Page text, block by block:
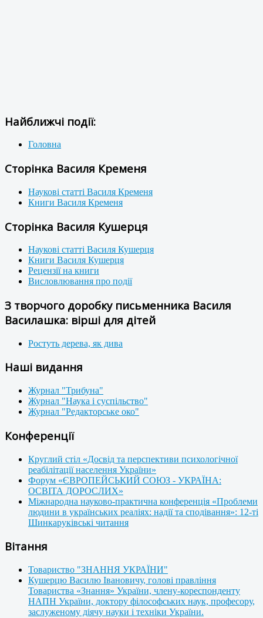
Найближчі події:
Головна
Сторінка Василя Кременя
Наукові статті Василя Кременя
Книги Василя Кременя
Сторінка Василя Кушерця
Наукові статті Василя Кушерця
Книги Василя Кушерця
Рецензії на книги
Висловлювання про події
З творчого доробку письменника Василя
Василашка: вірші для дітей
Ростуть дерева, як дива
Наші видання
Журнал "Трибуна"
Журнал "Наука і суспільство"
Журнал "Редакторське око"
Конференції
Круглий стіл «Досвід та перспективи психологічної
реабілітації населення України»
Форум «ЄВРОПЕЙСЬКИЙ СОЮЗ - УКРАЇНА:
ОСВІТА ДОРОСЛИХ»
Міжнародна науково-практична конференція «Проблеми
людини в українських реаліях: надії та сподівання»: 12-ті
Шинкаруківські читання
Вітання
Товариство "ЗНАННЯ УКРАЇНИ"
Кушерцю Василю Івановичу, голові правління
Товариства «Знання» України, члену-кореспонденту
НАПН України, доктору філософських наук, професору,
заслуженому діячу науки і техніки України.